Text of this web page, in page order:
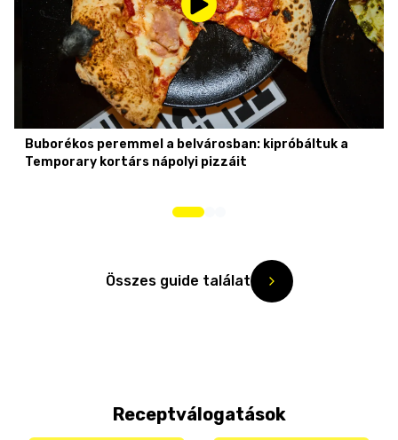
Buborékos peremmel a belvárosban: kipróbáltuk a
Temporary kortárs nápolyi pizzáit
Összes guide találat
Receptválogatások